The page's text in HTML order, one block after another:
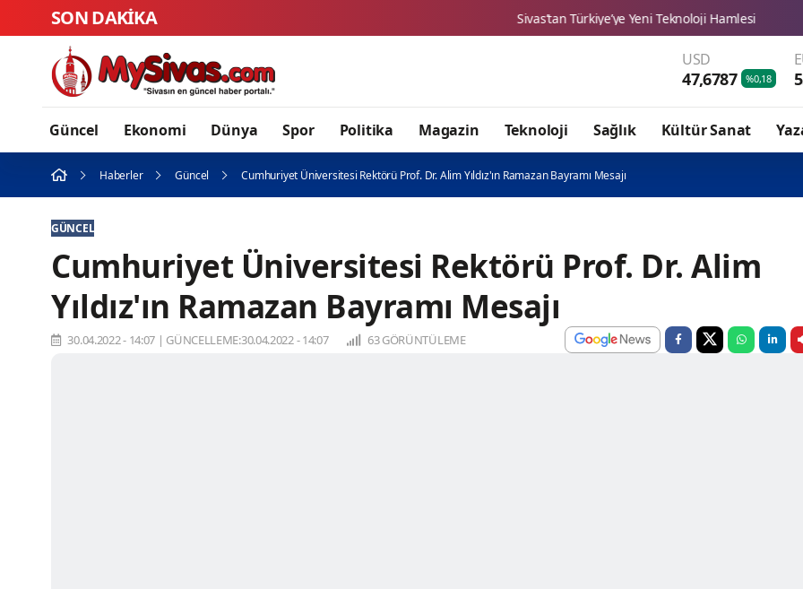
SON DAKİKA Sivas’tan Türkiye’ye Yeni Teknoloji Hamlesi Sivas Zabıtası
USD
47,6787 %0,18
Güncel Ekonomi Dünya Spor Politika Magazin Teknoloji Sağlık Kültür Sanat
Haberler Güncel Cumhuriyet Üniversitesi Rektörü Prof. Dr. Alim Yıldız'ın Ramazan Bayramı Mesajı
GÜNCEL
Cumhuriyet Üniversitesi Rektörü Prof. Dr. Alim
Yıldız'ın Ramazan Bayramı Mesajı
30.04.2022 - 14:07 | GÜNCELLEME:30.04.2022 - 14:07 63 GÖRÜNTÜLEME